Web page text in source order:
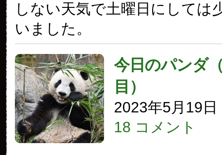
しない天気で土曜日にしては
いました。
今日のパンダ
目）
2023年5月19日
18 コメント